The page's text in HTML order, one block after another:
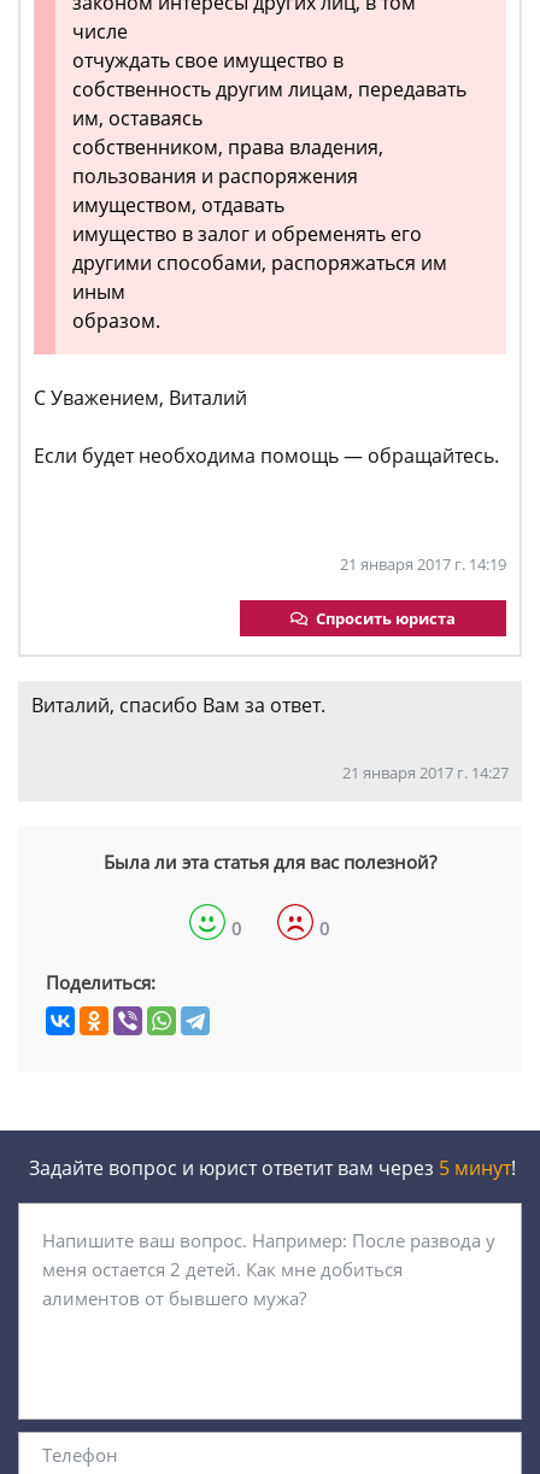
числе
отчуждать свое имущество в
собственность другим лицам, передавать
им, оставаясь
собственником, права владения,
пользования и распоряжения
имуществом, отдавать
имущество в залог и обременять его
другими способами, распоряжаться им
иным
образом.
С Уважением, Виталий
Если будет необходима помощь — обращайтесь.
21 января 2017 г. 14:19
Спросить юриста
Виталий, спасибо Вам за ответ.
21 января 2017 г. 14:27
Была ли эта статья для вас полезной?
0 0
Поделиться:
Задайте вопрос и юрист ответит вам через 5 минут!